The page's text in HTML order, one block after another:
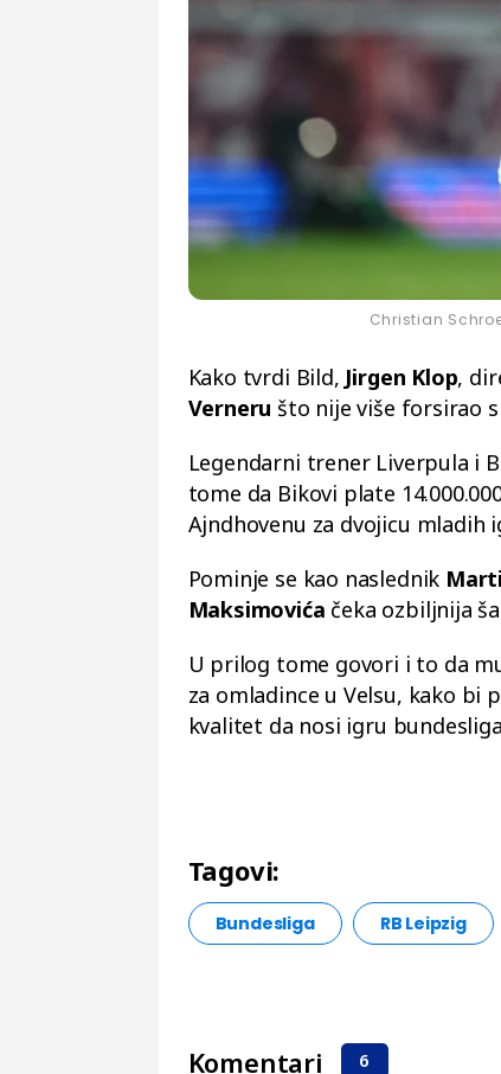
Christian
Kako tvrdi Bild, Jirgen Klop,
Verneru što nije više forsirao
Legendarni trener Liverpula i
tome da Bikovi plate
Ajndhovenu za dvojicu mladih
Pominje se kao naslednik
Maksimovića čeka ozbiljnija
U prilog tome govori i to da
za omladince u Velsu, kako
kvalitet da nosi igru
Tagovi:
Bundesliga RB Leipzig
Komentari 6